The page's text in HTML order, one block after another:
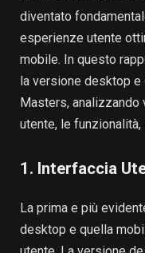
diventato
esperienze utente
mobile. In questo
la versione desktop
Masters, analizzando
utente, le
1. Interfaccia
La prima e più
desktop e quella